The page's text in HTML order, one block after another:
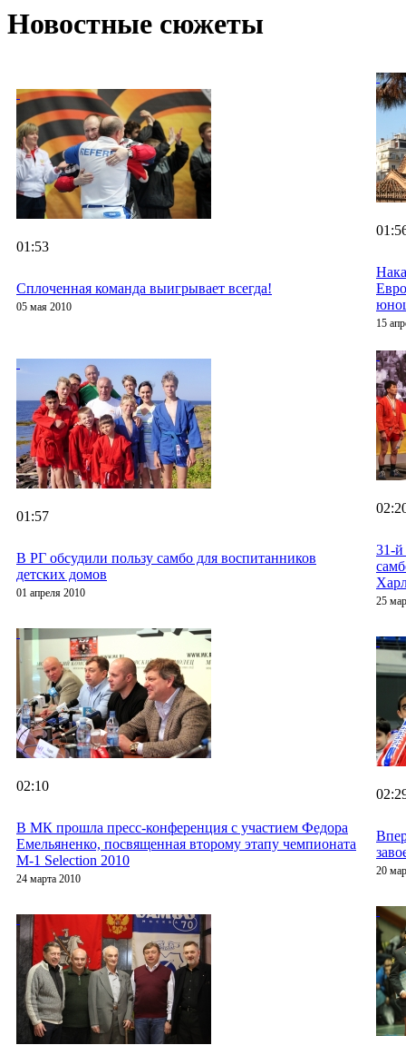
Новостные сюжеты
01:53
Сплоченная команда выигрывает всегда!
05 мая 2010
15
01:57
В РГ обсудили пользу самбо для воспитанников
детских домов
01 апреля 2010
31-
25
02:10
В МК прошла пресс-конференция с участием Федора
Емельяненко, посвященная второму этапу чемпионата
M-1 Selection 2010
24 марта 2010
20